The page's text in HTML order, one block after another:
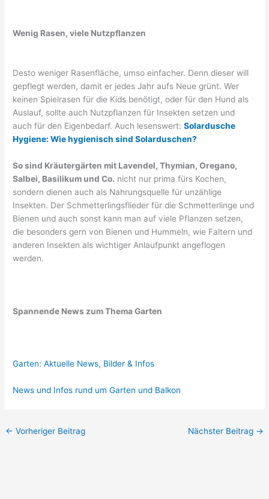
Wenig Rasen, viele Nutzpflanzen
Desto weniger Rasenfläche, umso einfacher. Denn dieser will
gepflegt werden, damit er jedes Jahr aufs Neue grünt. Wer
keinen Spielrasen für die Kids benötigt, oder für den Hund als
Auslauf, sollte auch Nutzpflanzen für Insekten setzen und
auch für den Eigenbedarf. Auch lesenswert:Solardusche
Hygiene: Wie hygienisch sind Solarduschen?
So sind Kräutergärten mit Lavendel, Thymian, Oregano,
Salbei, Basilikum und Co. nicht nur prima fürs Kochen,
sondern dienen auch als Nahrungsquelle für unzählige
Insekten. Der Schmetterlingsflieder für die Schmetterlinge und
Bienen und auch sonst kann man auf viele Pflanzen setzen,
die besonders gern von Bienen und Hummeln, wie Faltern und
anderen Insekten als wichtiger Anlaufpunkt angeflogen
werden.
Spannende News zum Thema Garten
Garten: Aktuelle News, Bilder & Infos
News und Infos rund um Garten und Balkon
← Vorheriger Beitrag Nächster Beitrag →